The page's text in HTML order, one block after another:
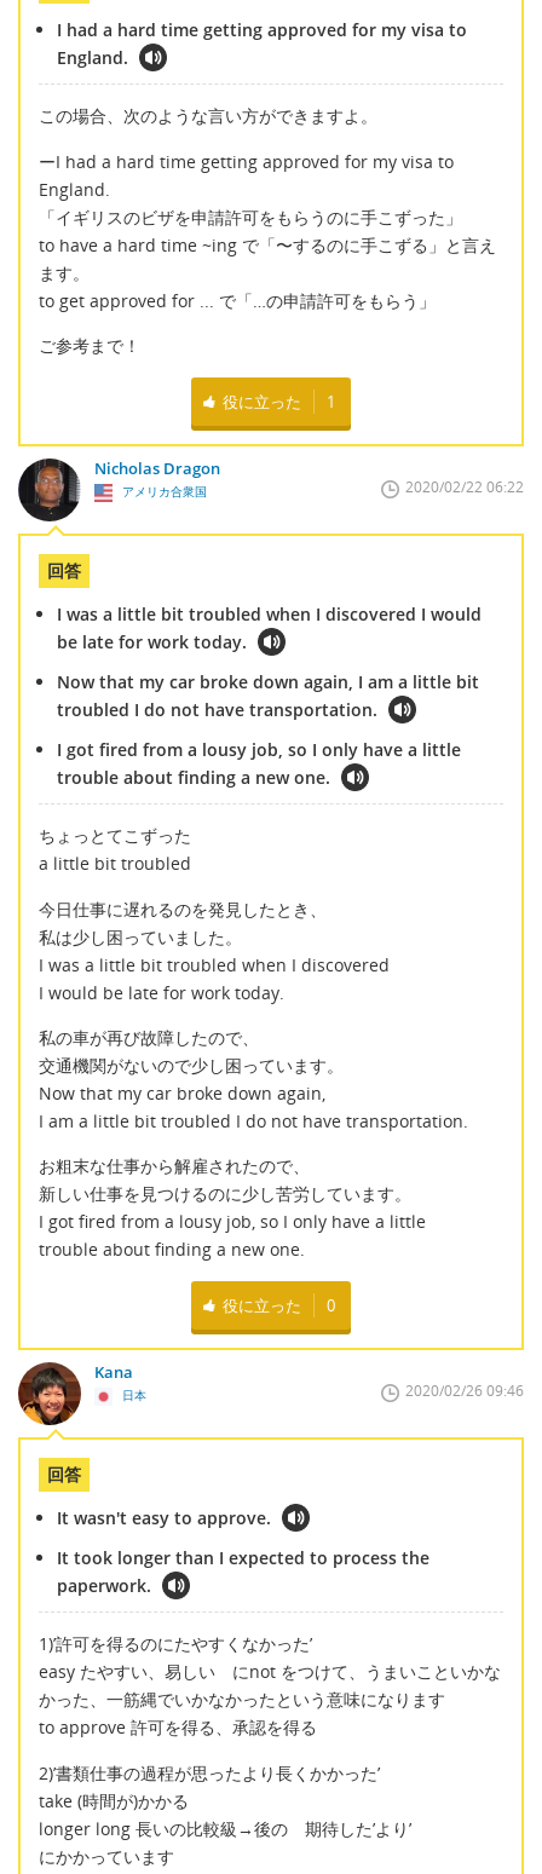
I had a hard time getting approved for my visa to
England.
この場合、次のような言い方ができますよ。
ーI had a hard time getting approved for my visa to
England.
「イギリスのビザを申請許可をもらうのに手こずった」
to have a hard time ~ing で「〜するのに手こずる」と言え
ます。
to get approved for ... で「…の申請許可をもらう」
ご参考まで！
役に立った 1
Nicholas Dragon
アメリカ合衆国 2020/02/22 06:22
回答
I was a little bit troubled when I discovered I would
be late for work today.
Now that my car broke down again, I am a little bit
troubled I do not have transportation.
I got fired from a lousy job, so I only have a little
trouble about finding a new one.
ちょっとてこずった
a little bit troubled
今日仕事に遅れるのを発見したとき、
私は少し困っていました。
I was a little bit troubled when I discovered
I would be late for work today.
私の車が再び故障したので、
交通機関がないので少し困っています。
Now that my car broke down again,
I am a little bit troubled I do not have transportation.
お粗末な仕事から解雇されたので、
新しい仕事を見つけるのに少し苦労しています。
I got fired from a lousy job, so I only have a little
trouble about finding a new one.
役に立った 0
Kana
日本 2020/02/26 09:46
回答
It wasn't easy to approve.
It took longer than I expected to process the
paperwork.
1)’許可を得るのにたやすくなかった’
easy たやすい、易しい にnot をつけて、うまいこといかな
かった、一筋縄でいかなかったという意味になります
to approve 許可を得る、承認を得る
2)’書類仕事の過程が思ったより長くかかった’
take (時間が)かかる
longer long 長いの比較級→後の 期待した’より’
にかかっています